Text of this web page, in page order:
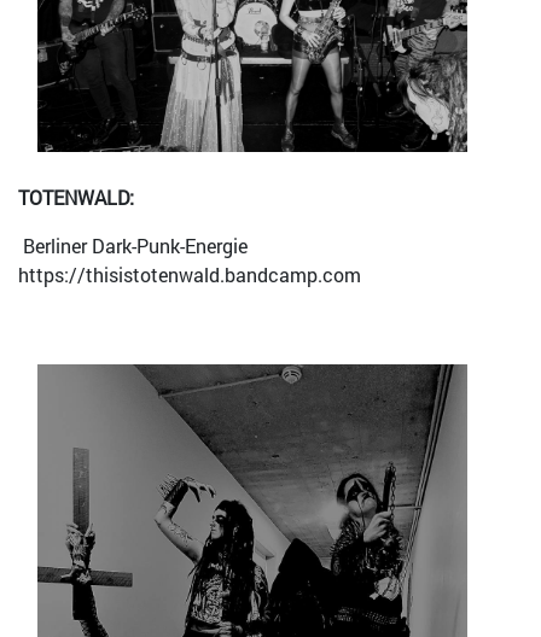
TOTENWALD:
Berliner Dark-Punk-Energie
https://thisistotenwald.bandcamp.com
Bild